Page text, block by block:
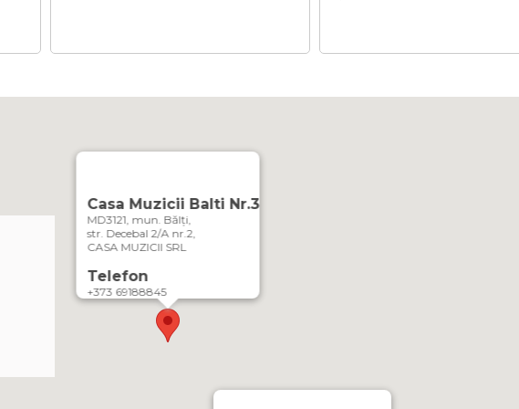
Casa Muzicii Balti Nr.3
MD3121, mun. Bălți,
str. Decebal 2/A nr.2,
CASA MUZICII SRL
Telefon
+373 69188845